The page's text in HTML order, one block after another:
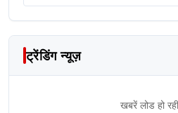
ट्रेंडिंग न्यूज़
खबरें लोड हो